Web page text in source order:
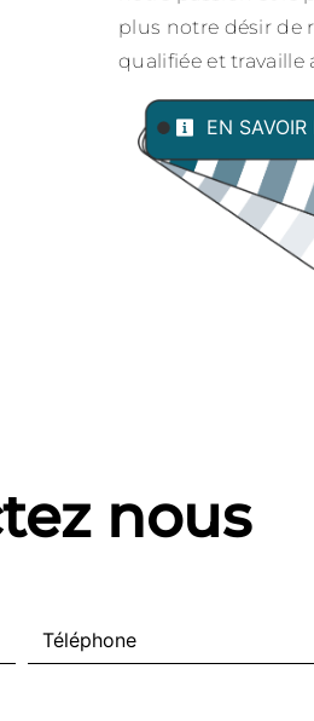
plus notre désir de
qualifiée et travaille
EN SAVOIR
nous